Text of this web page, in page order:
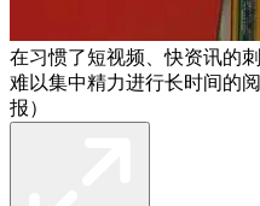
在习惯了短视频、快资讯的
难以集中精力进行长时间的
报）